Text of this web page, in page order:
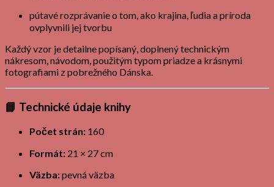
pútavé rozprávanie o tom, ako krajina, ľudia a príroda
ovplyvnili jej tvorbu
Každý vzor je detailne popísaný, doplnený technickým
nákresom, návodom, použitým typom priadze a krásnymi
fotografiami z pobrežného Dánska.
📘 Technické údaje knihy
Počet strán: 160
Formát: 21 × 27 cm
Väzba:pevná väzba